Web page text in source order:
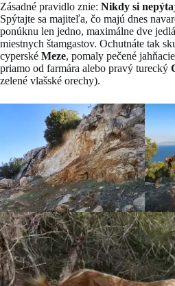
Zásadné pravidlo znie: Nikdy si
Spýtajte sa majiteľa, čo majú dnes
ponúknu len jedno, maximálne dve
miestnych štamgastov. Ochutnáte tak
cyperské Meze, pomaly pečené jahňacie
priamo od farmára alebo pravý turecký
zelené vlašské orechy).